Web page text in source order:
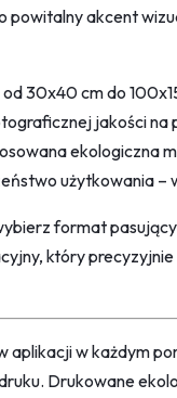
powitalny akcent
30x40 cm do
jakości
ekologiczna
użytkowania –
format
który
aplikacji w każdym
Drukowane